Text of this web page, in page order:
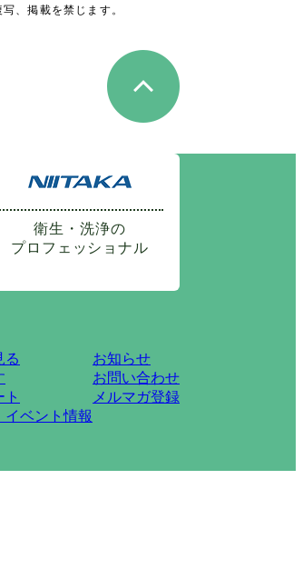
、掲載を禁じます。
衛生・洗浄の
プロフェッショナル
る
イベント情報
お知らせ
お問い合わせ
メルマガ登録